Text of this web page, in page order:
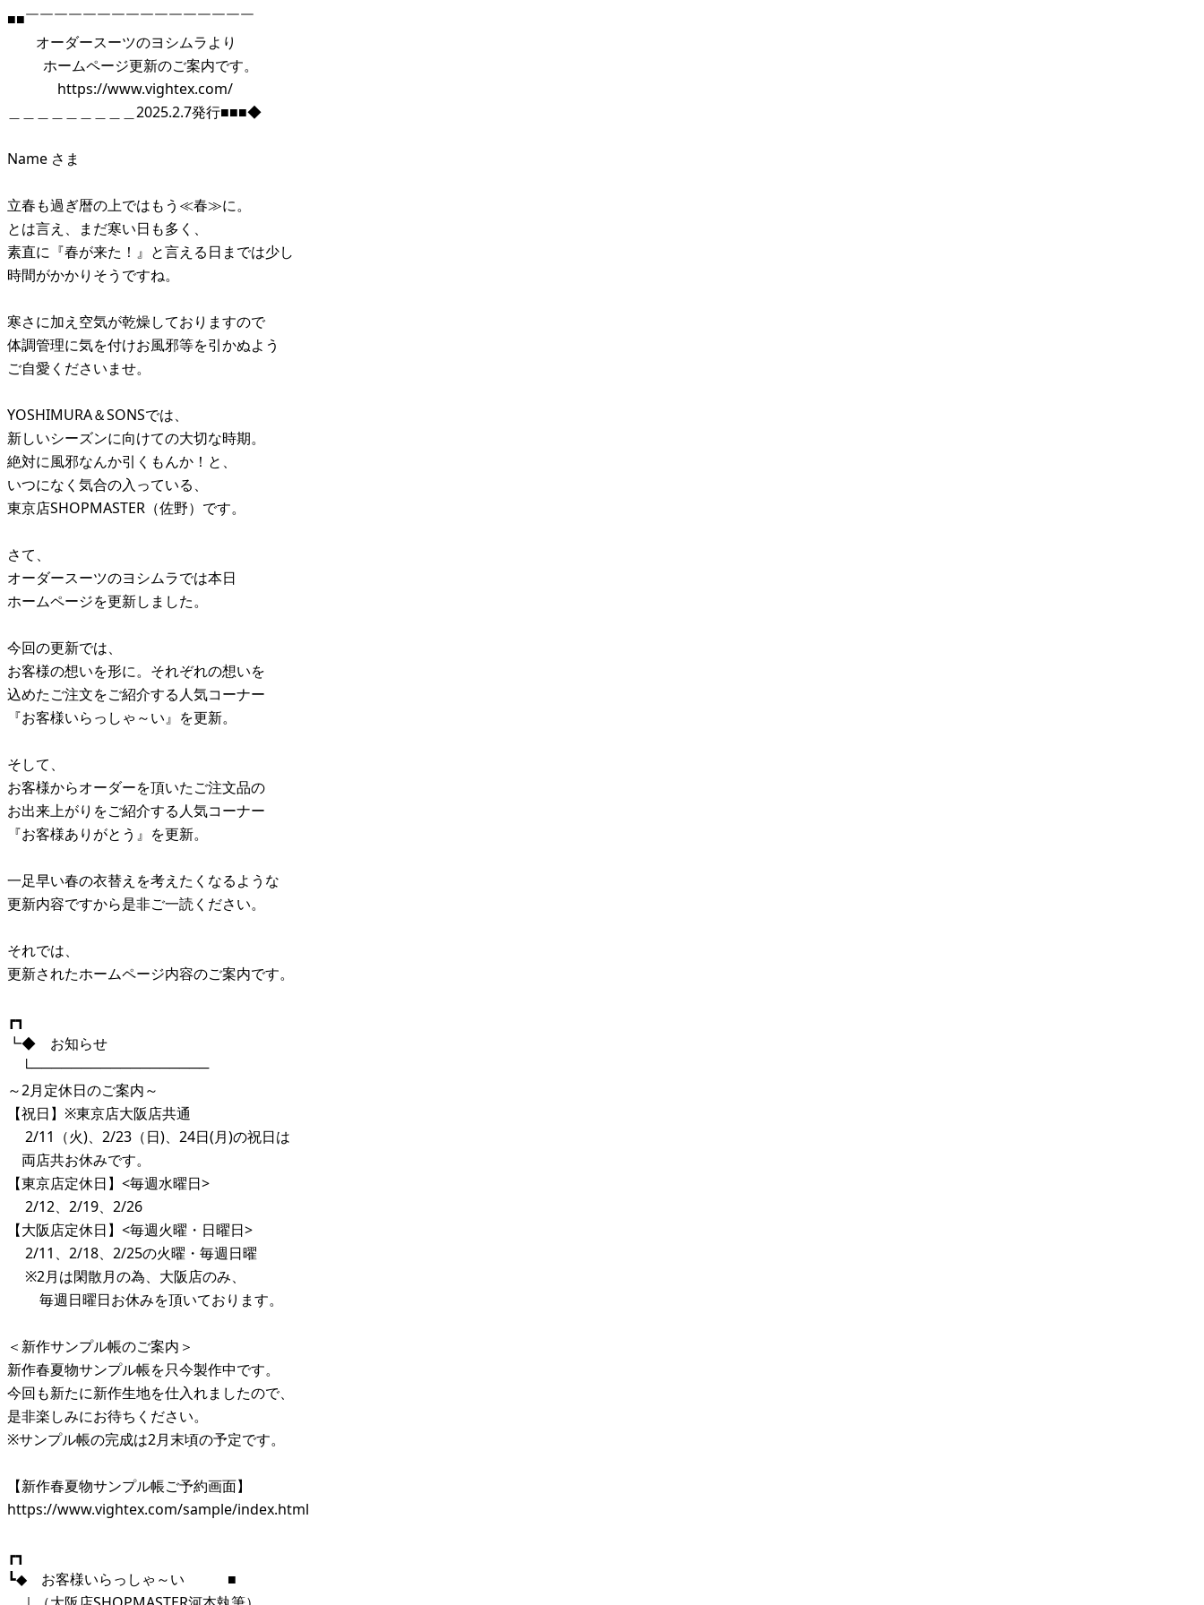
■■￣￣￣￣￣￣￣￣￣￣￣￣￣￣￣￣
オーダースーツのヨシムラより
ホームページ更新のご案内です。
https://www.vightex.com/
＿＿＿＿＿＿＿＿＿2025.2.7発行■■■◆
Name さま
立春も過ぎ暦の上ではもう≪春≫に。
とは言え、まだ寒い日も多く、
素直に『春が来た！』と言える日までは少し
時間がかかりそうですね。
寒さに加え空気が乾燥しておりますので
体調管理に気を付けお風邪等を引かぬよう
ご自愛くださいませ。
YOSHIMURA＆SONSでは、
新しいシーズンに向けての大切な時期。
絶対に風邪なんか引くもんか！と、
いつになく気合の入っている、
東京店SHOPMASTER（佐野）です。
さて、
オーダースーツのヨシムラでは本日
ホームページを更新しました。
今回の更新では、
お客様の想いを形に。それぞれの想いを
込めたご注文をご紹介する人気コーナー
『お客様いらっしゃ～い』を更新。
そして、
お客様からオーダーを頂いたご注文品の
お出来上がりをご紹介する人気コーナー
『お客様ありがとう』を更新。
一足早い春の衣替えを考えたくなるような
更新内容ですから是非ご一読ください。
それでは、
更新されたホームページ内容のご案内です。
┏┓
┗◆ お知らせ
└──────────────────
～2月定休日のご案内～
【祝日】※東京店大阪店共通
2/11（火)、2/23（日)、24日(月)の祝日は
両店共お休みです。
【東京店定休日】<毎週水曜日>
2/12、2/19、2/26
【大阪店定休日】<毎週火曜・日曜日>
2/11、2/18、2/25の火曜・毎週日曜
※2月は閑散月の為、大阪店のみ、
毎週日曜日お休みを頂いております。
＜新作サンプル帳のご案内＞
新作春夏物サンプル帳を只今製作中です。
今回も新たに新作生地を仕入れましたので、
是非楽しみにお待ちください。
※サンプル帳の完成は2月末頃の予定です。
【新作春夏物サンプル帳ご予約画面】
https://www.vightex.com/sample/index.html
┏┓
┗◆ お客様いらっしゃ～い ■